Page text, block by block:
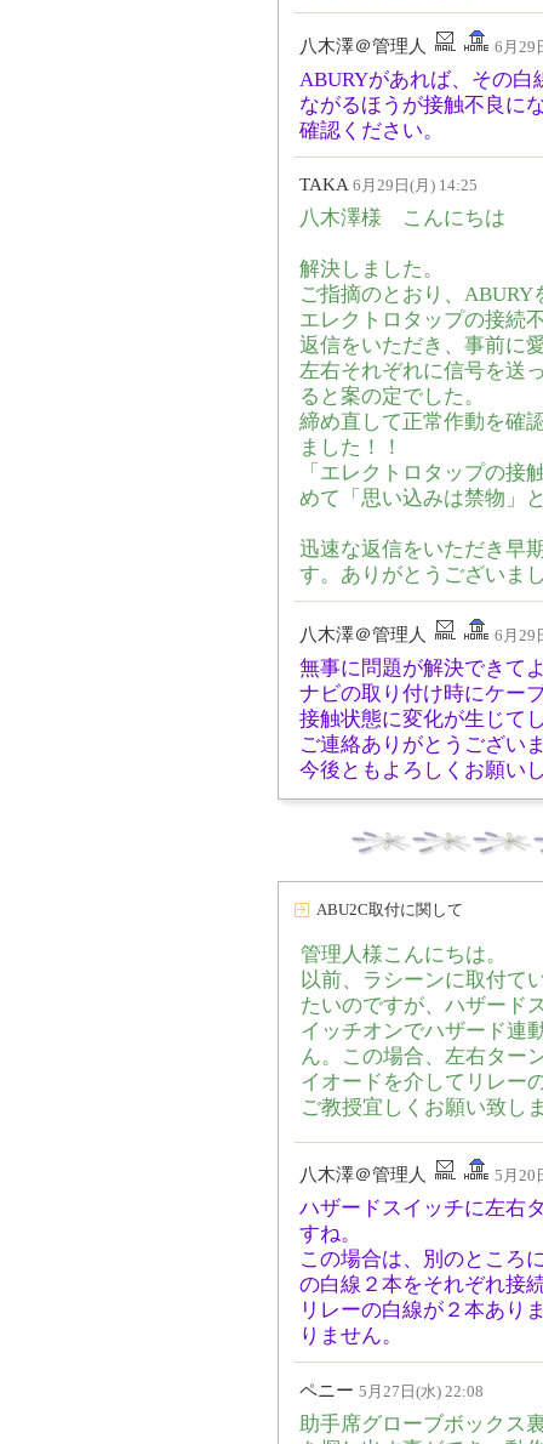
八木澤＠管理人 6月29
ABURYがあれば、その
ながるほうが接触不良に
確認ください。
TAKA 6月29日(月) 14:25
八木澤様 こんにちは
解決しました。
ご指摘のとおり、
エレクトロタップの接続
返信をいただき、事前に
左右それぞれに信号を送
ると案の定でした。
締め直して正常作動を確
ました！！
「エレクトロタップの接
めて「思い込みは禁物」
迅速な返信をいただき早
す。ありがとうございま
八木澤＠管理人 6月29
無事に問題が解決できて
ナビの取り付け時にケー
接触状態に変化が生じて
ご連絡ありがとうござい
今後ともよろしくお願い
ABU2C取付に関して
管理人様こんにちは。
以前、ラシーンに取付て
たいのですが、ハザード
イッチオンでハザード連
ん。この場合、左右ター
イオードを介してリレー
ご教授宜しくお願い致し
八木澤＠管理人 5月20
ハザードスイッチに左右
すね。
この場合は、別のところ
の白線２本をそれぞれ接
リレーの白線が２本あり
りません。
ペニー 5月27日(水) 22:08
助手席グローブボックス